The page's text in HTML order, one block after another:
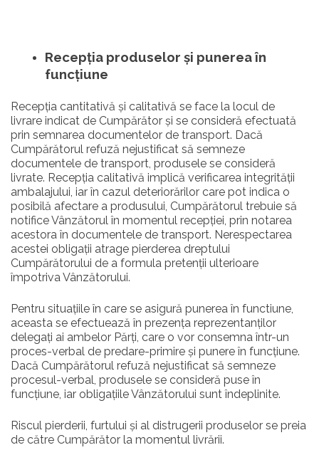
Recepția produselor și punerea în
funcțiune
Recepția cantitativă și calitativă se face la locul de
livrare indicat de Cumpărător și se consideră efectuată
prin semnarea documentelor de transport. Dacă
Cumpărătorul refuză nejustificat să semneze
documentele de transport, produsele se consideră
livrate. Recepția calitativă implică verificarea integrității
ambalajului, iar în cazul deteriorărilor care pot indica o
posibilă afectare a produsului, Cumpărătorul trebuie să
notifice Vânzătorul în momentul recepției, prin notarea
acestora în documentele de transport. Nerespectarea
acestei obligații atrage pierderea dreptului
Cumpărătorului de a formula pretenții ulterioare
împotriva Vânzătorului.
Pentru situațiile în care se asigură punerea în functiune,
aceasta se efectuează în prezența reprezentanților
delegați ai ambelor Părți, care o vor consemna într-un
proces-verbal de predare-primire și punere în funcțiune.
Dacă Cumpărătorul refuză nejustificat să semneze
procesul-verbal, produsele se consideră puse în
funcțiune, iar obligațiile Vânzătorului sunt îndeplinite.
Riscul pierderii, furtului și al distrugerii produselor se preia
de către Cumpărător la momentul livrării.